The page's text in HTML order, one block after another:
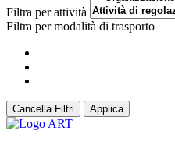
Filtra per attività
Filtra per modalità di trasporto
Cancella Filtri Applica